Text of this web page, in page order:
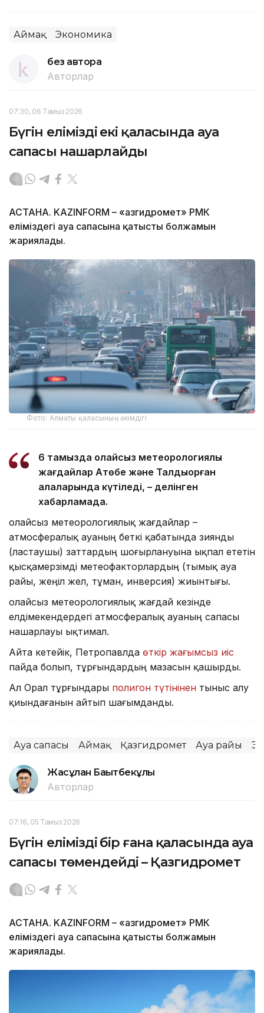
Аймақ Экономика
без автора
Авторлар
07:30, 06 Тамыз 2026
Бүгін еліміздің екі қаласында ауа
сапасы нашарлайды
АСТАНА. KAZINFORM – «Қазгидромет» РМК
еліміздегі ауа сапасына қатысты болжамын
жариялады.
Фото: Алматы қаласының әкімдігі
6 тамызда қолайсыз метеорологиялық
жағдайлар Ақтөбе және Талдықорған
қалаларында күтіледі, – делінген
хабарламада.
Қолайсыз метеорологиялық жағдайлар –
атмосфералық ауаның беткі қабатында зиянды
(ластаушы) заттардың шоғырлануына ықпал ететін
қысқамерзімді метеофакторлардың (тымық ауа
райы, жеңіл жел, тұман, инверсия) жиынтығы.
Қолайсыз метеорологиялық жағдай кезінде
елдімекендердегі атмосфералық ауаның сапасы
нашарлауы ықтимал.
Айта кетейік, Петропавлда өткір жағымсыз иіс
пайда болып, тұрғындардың мазасын қашырды.
Ал Орал тұрғындары полигон түтінінен тыныс алу
қиындағанын айтып шағымданды.
Ауа сапасы Аймақ Қазгидромет Ауа райы
Жасұлан Бақытбекұлы
Авторлар
07:16, 05 Тамыз 2026
Бүгін еліміздің бір ғана қаласында ауа
сапасы төмендейді – Қазгидромет
АСТАНА. KAZINFORM – «Қазгидромет» РМК
еліміздегі ауа сапасына қатысты болжамын
жариялады.